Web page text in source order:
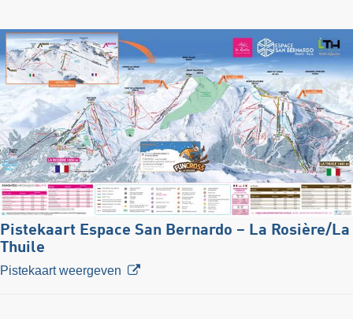
Pistekaart Espace San Bernardo – La Rosière/​La
Thuile
Pistekaart weergeven